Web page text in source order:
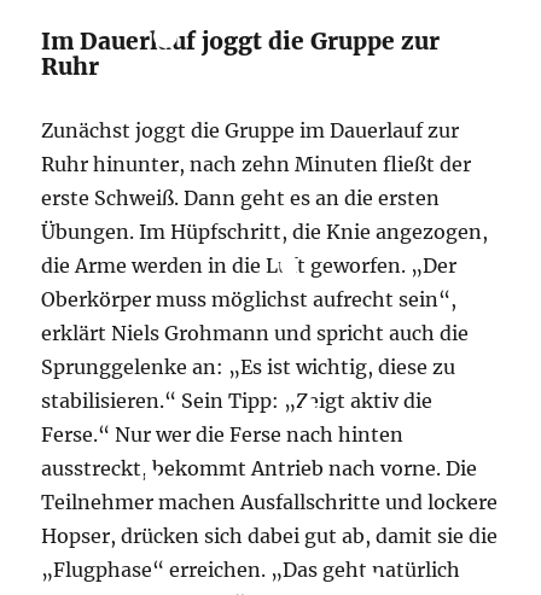
Im Dauerlauf joggt die Gruppe zur
Ruhr
Zunächst joggt die Gruppe im Dauerlauf zur
Ruhr hinunter, nach zehn Minuten fließt der
erste Schweiß. Dann geht es an die ersten
Übungen. Im Hüpfschritt, die Knie angezogen,
die Arme werden in die Luft geworfen. „Der
Oberkörper muss möglichst aufrecht sein“,
erklärt Niels Grohmann und spricht auch die
Sprunggelenke an: „Es ist wichtig, diese zu
stabilisieren.“ Sein Tipp: „Zeigt aktiv die
Ferse.“ Nur wer die Ferse nach hinten
ausstreckt, bekommt Antrieb nach vorne. Die
Teilnehmer machen Ausfallschritte und lockere
Hopser, drücken sich dabei gut ab, damit sie die
„Flugphase“ erreichen. „Das geht natürlich